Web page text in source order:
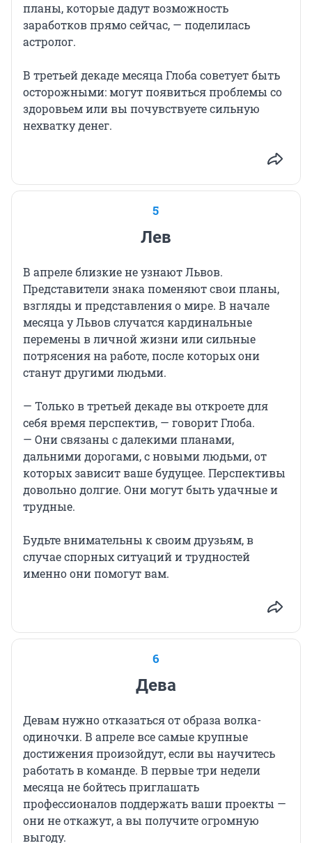
планы, которые дадут возможность
заработков прямо сейчас, — поделилась
астролог.
В третьей декаде месяца Глоба советует быть
осторожными: могут появиться проблемы со
здоровьем или вы почувствуете сильную
нехватку денег.
5
Лев
В апреле близкие не узнают Львов.
Представители знака поменяют свои планы,
взгляды и представления о мире. В начале
месяца у Львов случатся кардинальные
перемены в личной жизни или сильные
потрясения на работе, после которых они
станут другими людьми.
— Только в третьей декаде вы откроете для
себя время перспектив, — говорит Глоба.
— Они связаны с далекими планами,
дальними дорогами, с новыми людьми, от
которых зависит ваше будущее. Перспективы
довольно долгие. Они могут быть удачные и
трудные.
Будьте внимательны к своим друзьям, в
случае спорных ситуаций и трудностей
именно они помогут вам.
6
Дева
Девам нужно отказаться от образа волка-
одиночки. В апреле все самые крупные
достижения произойдут, если вы научитесь
работать в команде. В первые три недели
месяца не бойтесь приглашать
профессионалов поддержать ваши проекты —
они не откажут, а вы получите огромную
выгоду.